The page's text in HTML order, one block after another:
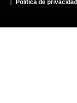
Política de privacidad